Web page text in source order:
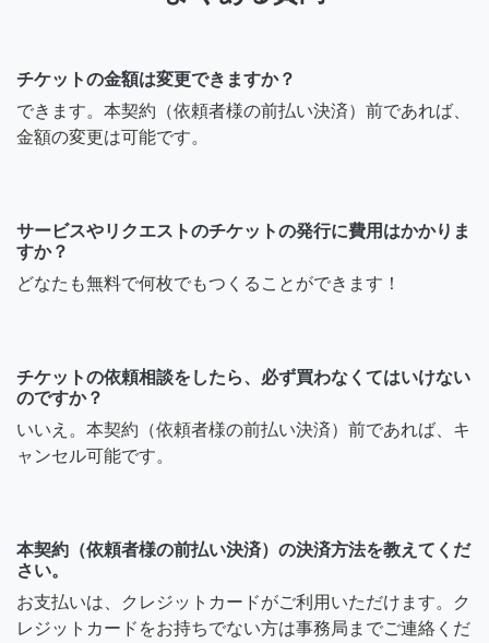
チケットの金額は変更できますか？
できます。本契約（依頼者様の前払い決済）前であれば、
金額の変更は可能です。
サービスやリクエストのチケットの発行に費用はかかりま
すか？
どなたも無料で何枚でもつくることができます！
チケットの依頼相談をしたら、必ず買わなくてはいけない
のですか？
いいえ。本契約（依頼者様の前払い決済）前であれば、キ
ャンセル可能です。
本契約（依頼者様の前払い決済）の決済方法を教えてくだ
さい。
お支払いは、クレジットカードがご利用いただけます。ク
レジットカードをお持ちでない方は事務局までご連絡くだ